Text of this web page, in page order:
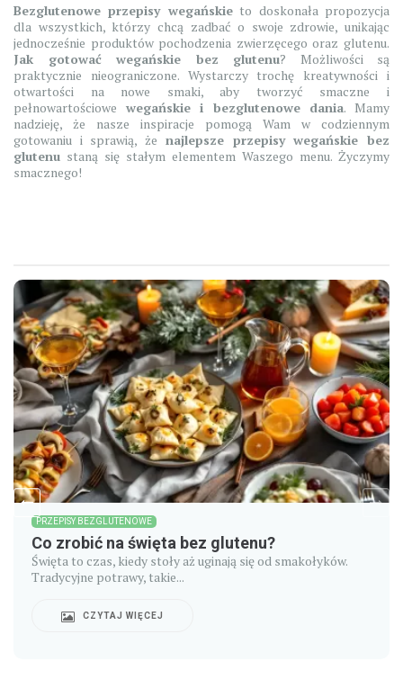
Bezglutenowe przepisy wegańskieto doskonała propozycja
dla wszystkich, którzy chcą zadbać o swoje zdrowie, unikając
jednocześnie produktów pochodzenia zwierzęcego oraz glutenu.
Jak gotować wegańskie bez glutenu? Możliwości są
praktycznie nieograniczone. Wystarczy trochę kreatywności i
otwartości na nowe smaki, aby tworzyć smaczne i
pełnowartościowe wegańskie i bezglutenowe dania. Mamy
nadzieję, że nasze inspiracje pomogą Wam w codziennym
gotowaniu i sprawią, że najlepsze przepisy wegańskie bez
glutenu staną się stałym elementem Waszego menu. Życzymy
smacznego!
PRZEPISY BEZGLUTENOWE
Co zrobić na święta bez glutenu?
Święta to czas, kiedy stoły aż uginają się od smakołyków.
Tradycyjne potrawy, takie...
CZYTAJ WIĘCEJ